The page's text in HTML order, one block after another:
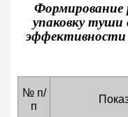
Формирование
упаковку туши
эффективности
№ п/
п